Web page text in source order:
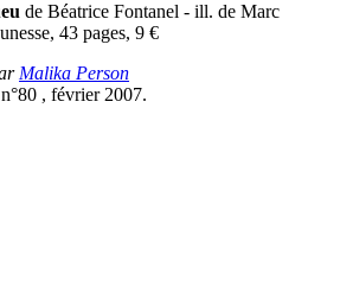
de Béatrice Fontanel - ill. de Marc
43 pages, 9 €
Malika Person
, février 2007.